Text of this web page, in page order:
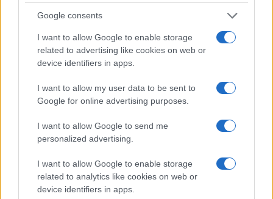
Google consents
I want to allow Google to enable storage
related to advertising like cookies on web or
device identifiers in apps.
I want to allow my user data to be sent to
Google for online advertising purposes.
I want to allow Google to send me
personalized advertising.
I want to allow Google to enable storage
related to analytics like cookies on web or
device identifiers in apps.
Sigue leyendo